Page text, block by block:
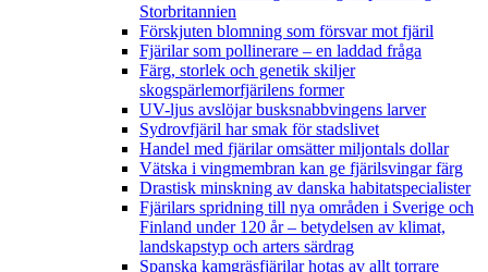
Storbritannien
Förskjuten blomning som försvar mot fjäril
Fjärilar som pollinerare – en laddad fråga
Färg, storlek och genetik skiljer
skogspärlemorfjärilens former
UV-ljus avslöjar busksnabbvingens larver
Sydrovfjäril har smak för stadslivet
Handel med fjärilar omsätter miljontals dollar
Vätska i vingmembran kan ge fjärilsvingar färg
Drastisk minskning av danska habitatspecialister
Fjärilars spridning till nya områden i Sverige och
Finland under 120 år– betydelsen av klimat,
landskapstyp och arters särdrag
Spanska kamgräsfjärilar hotas av allt torrare